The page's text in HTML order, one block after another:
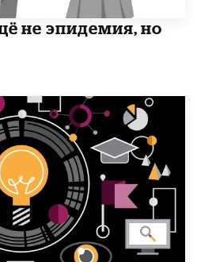
не эпидемия, но